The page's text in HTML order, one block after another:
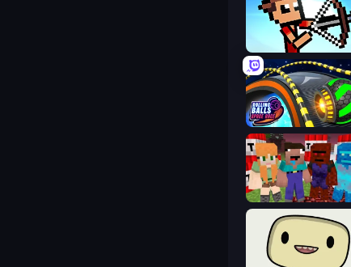
Stick Archers Battle
TNTcraft